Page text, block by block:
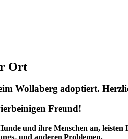
Ort
Wollaberg adoptiert.
Freund!
und ihre Menschen an, leisten
und anderen Problemen.